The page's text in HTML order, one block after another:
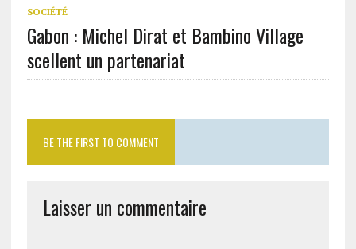
SOCIÉTÉ
Gabon : Michel Dirat et Bambino Village
scellent un partenariat
BE THE FIRST TO COMMENT
Laisser un commentaire